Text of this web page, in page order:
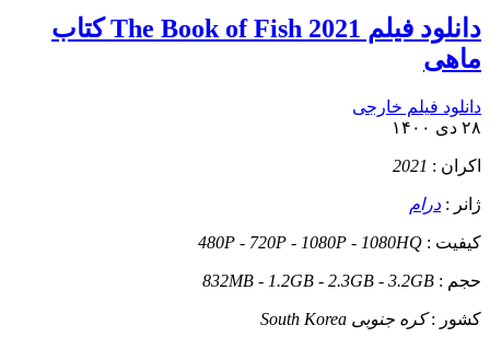
دانلود فیلم The Book of Fish 2021 کتاب
ماهی
دانلود فیلم خارجی
۲۸ دی ۱۴۰۰
اکران : 2021
ژانر : درام
کيفيت : 480P - 720P - 1080P - 1080HQ
حجم : 832MB - 1.2GB - 2.3GB - 3.2GB
کشور :کره جنوبی South Korea